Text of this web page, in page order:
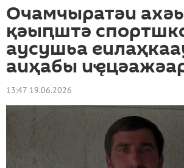
Очамчыратәи
қәыԥштә
аусушьа
аиҳабы
13:47 19.06.2026